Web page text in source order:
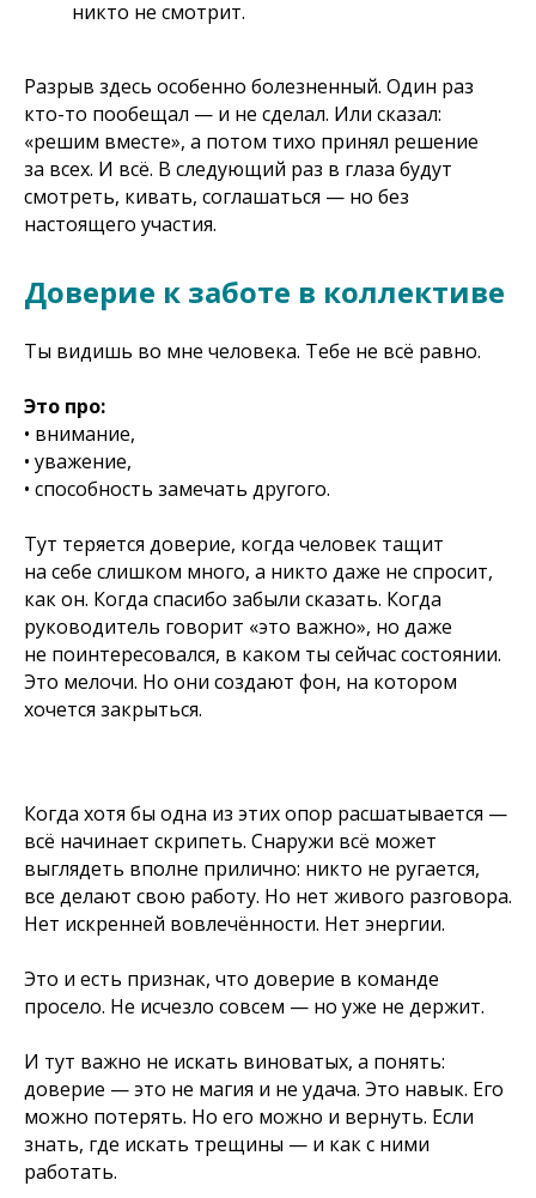
никто не смотрит.
Разрыв здесь особенно болезненный. Один раз
кто-то пообещал — и не сделал. Или сказал:
«решим вместе», а потом тихо принял решение
за всех. И всё. В следующий раз в глаза будут
смотреть, кивать, соглашаться — но без
настоящего участия.
Доверие к заботе в коллективе
Ты видишь во мне человека. Тебе не всё равно.
Это про:
• внимание,
• уважение,
• способность замечать другого.
Тут теряется доверие, когда человек тащит
на себе слишком много, а никто даже не спросит,
как он. Когда спасибо забыли сказать. Когда
руководитель говорит «это важно», но даже
не поинтересовался, в каком ты сейчас состоянии.
Это мелочи. Но они создают фон, на котором
хочется закрыться.
Когда хотя бы одна из этих опор расшатывается —
всё начинает скрипеть. Снаружи всё может
выглядеть вполне прилично: никто не ругается,
все делают свою работу. Но нет живого разговора.
Нет искренней вовлечённости. Нет энергии.
Это и есть признак, что доверие в команде
просело. Не исчезло совсем — но уже не держит.
И тут важно не искать виноватых, а понять:
доверие — это не магия и не удача. Это навык. Его
можно потерять. Но его можно и вернуть. Если
знать, где искать трещины — и как с ними
работать.